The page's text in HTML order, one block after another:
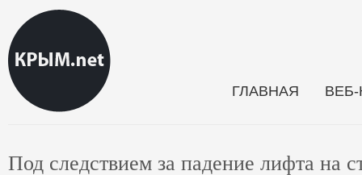
ГЛАВНАЯ
Под следствием за падение лифта на